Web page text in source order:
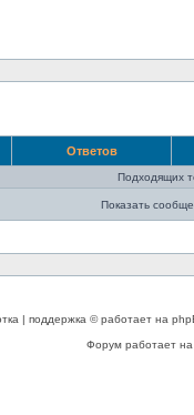
Ответов
Подходящих
Показать
| поддержка © работает на
Форум работает